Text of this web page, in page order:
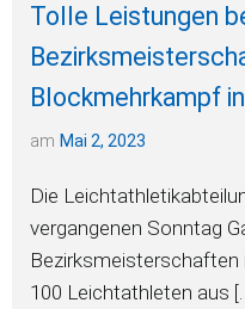
Tolle Leistungen
Blockmehrkampf
am Mai 2, 2023
Die
vergangenen Sonntag
100 Leichtathleten aus